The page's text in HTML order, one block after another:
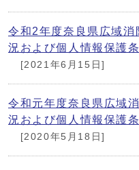
令和2年度奈良県広域
況および個人情報保護
[2021年6月15日]
令和元年度奈良県広域
況および個人情報保護
[2020年5月18日]